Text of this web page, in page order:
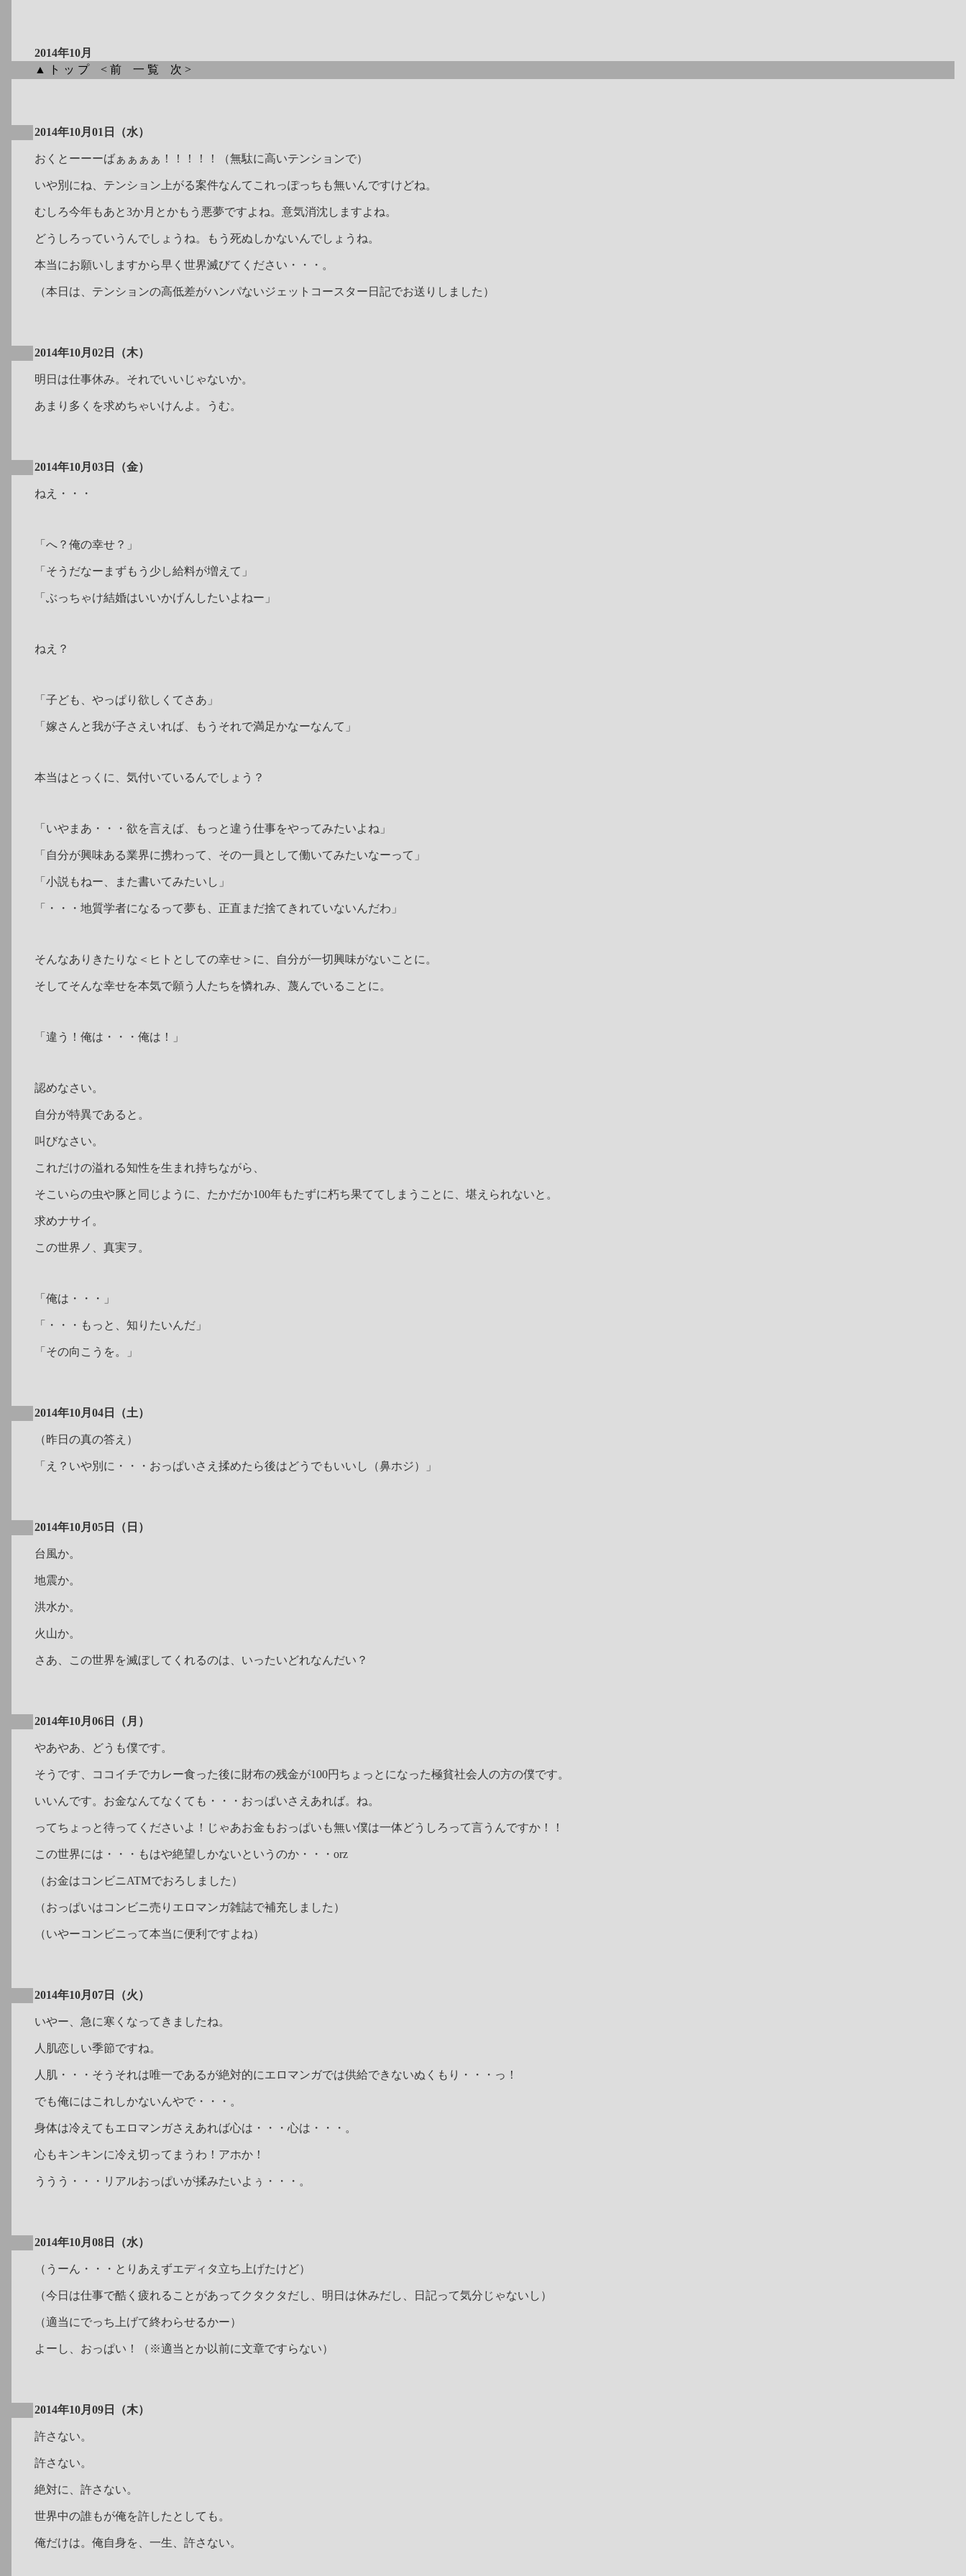
2014年10月
▲トップ
<前 一覧 次>
2014年10月01日（水）
おくとーーーばぁぁぁぁ！！！！！（無駄に高いテンションで）
いや別にね、テンション上がる案件なんてこれっぽっちも無いんですけどね。
むしろ今年もあと3か月とかもう悪夢ですよね。意気消沈しますよね。
どうしろっていうんでしょうね。もう死ぬしかないんでしょうね。
本当にお願いしますから早く世界滅びてください・・・。
（本日は、テンションの高低差がハンパないジェットコースター日記でお送りしました）
2014年10月02日（木）
明日は仕事休み。それでいいじゃないか。
あまり多くを求めちゃいけんよ。うむ。
2014年10月03日（金）
ねえ・・・
「へ？俺の幸せ？」
「そうだなーまずもう少し給料が増えて」
「ぶっちゃけ結婚はいいかげんしたいよねー」
ねえ？
「子ども、やっぱり欲しくてさあ」
「嫁さんと我が子さえいれば、もうそれで満足かなーなんて」
本当はとっくに、気付いているんでしょう？
「いやまあ・・・欲を言えば、もっと違う仕事をやってみたいよね」
「自分が興味ある業界に携わって、その一員として働いてみたいなーって」
「小説もねー、また書いてみたいし」
「・・・地質学者になるって夢も、正直まだ捨てきれていないんだわ」
そんなありきたりな＜ヒトとしての幸せ＞に、自分が一切興味がないことに。
そしてそんな幸せを本気で願う人たちを憐れみ、蔑んでいることに。
「違う！俺は・・・俺は！」
認めなさい。
自分が特異であると。
叫びなさい。
これだけの溢れる知性を生まれ持ちながら、
そこいらの虫や豚と同じように、たかだか100年もたずに朽ち果ててしまうことに、堪えられないと。
求めナサイ。
この世界ノ、真実ヲ。
「俺は・・・」
「・・・もっと、知りたいんだ」
「その向こうを。」
2014年10月04日（土）
（昨日の真の答え）
「え？いや別に・・・おっぱいさえ揉めたら後はどうでもいいし（鼻ホジ）」
2014年10月05日（日）
台風か。
地震か。
洪水か。
火山か。
さあ、この世界を滅ぼしてくれるのは、いったいどれなんだい？
2014年10月06日（月）
やあやあ、どうも僕です。
そうです、ココイチでカレー食った後に財布の残金が100円ちょっとになった極貧社会人の方の僕です。
いいんです。お金なんてなくても・・・おっぱいさえあれば。ね。
ってちょっと待ってくださいよ！じゃあお金もおっぱいも無い僕は一体どうしろって言うんですか！！
この世界には・・・もはや絶望しかないというのか・・・orz
（お金はコンビニATMでおろしました）
（おっぱいはコンビニ売りエロマンガ雑誌で補充しました）
（いやーコンビニって本当に便利ですよね）
2014年10月07日（火）
いやー、急に寒くなってきましたね。
人肌恋しい季節ですね。
人肌・・・そうそれは唯一であるが絶対的にエロマンガでは供給できないぬくもり・・・っ！
でも俺にはこれしかないんやで・・・。
身体は冷えてもエロマンガさえあれば心は・・・心は・・・。
心もキンキンに冷え切ってまうわ！アホか！
ううう・・・リアルおっぱいが揉みたいよぅ・・・。
2014年10月08日（水）
（うーん・・・とりあえずエディタ立ち上げたけど）
（今日は仕事で酷く疲れることがあってクタクタだし、明日は休みだし、日記って気分じゃないし）
（適当にでっち上げて終わらせるかー）
よーし、おっぱい！（※適当とか以前に文章ですらない）
2014年10月09日（木）
許さない。
許さない。
絶対に、許さない。
世界中の誰もが俺を許したとしても。
俺だけは。俺自身を、一生、許さない。